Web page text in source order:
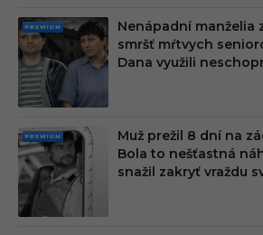
PRE
MIU
M
Nenápadní manželia
smršť mŕtvych
Dana využili
PRE
MIU
M
Muž prežil 8 dní na
Bola to nešťastná
snažil zakryť vraždu